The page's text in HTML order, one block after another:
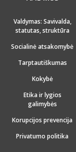
Valdymas: Savivalda,
statutas, struktūra
Socialinė atsakomybė
Tarptautiškumas
Kokybė
Etika ir lygios
galimybės
Korupcijos prevencija
Privatumo politika